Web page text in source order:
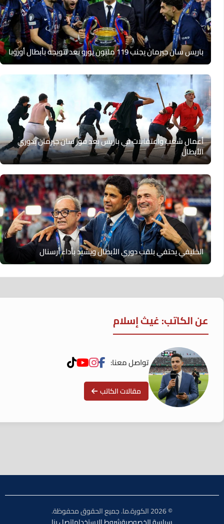
باريس سان جيرمان يجنب 119 مليون يورو بعد تتويجه بأبطال أوروبا
أعمال شغب واعتقالات في باريس بعد فوز سان جيرمان بدوري
الأبطال
الخليفي يحتفي بلقب دوري الأبطال ويشيد بأداء أرسنال
عن الكاتب: غيث إسلام
تواصل معنا:
مقالات الكاتب